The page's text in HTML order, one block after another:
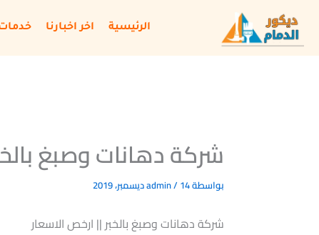
المحتوى
الرئيسية اخر اخبارنا خدمات
شركة دهانات وصبغ
بواسطة admin/ 14 ديسمبر، 2019
شركة دهانات وصبغ بالخبر || ارخص الاسعار